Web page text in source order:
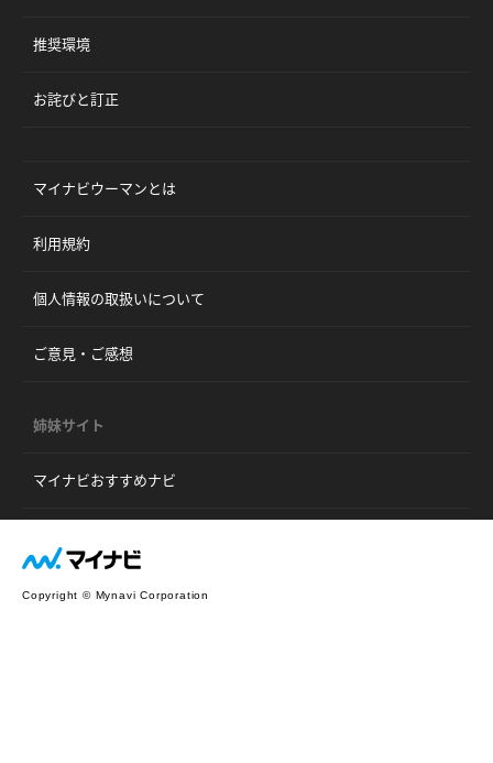
推奨環境
お詫びと訂正
マイナビウーマンとは
利用規約
個人情報の取扱いについて
ご意見・ご感想
姉妹サイト
マイナビおすすめナビ
Copyright © Mynavi Corporation